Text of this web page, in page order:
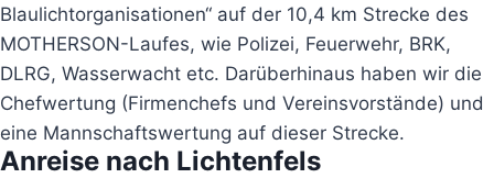
Blaulichtorganisationen“ auf der 10,4 km Strecke des
MOTHERSON-Laufes, wie Polizei, Feuerwehr, BRK,
DLRG, Wasserwacht etc. Darüberhinaus haben wir die
Chefwertung (Firmenchefs und Vereinsvorstände) und
eine Mannschaftswertung auf dieser Strecke.
Anreise nach Lichtenfels